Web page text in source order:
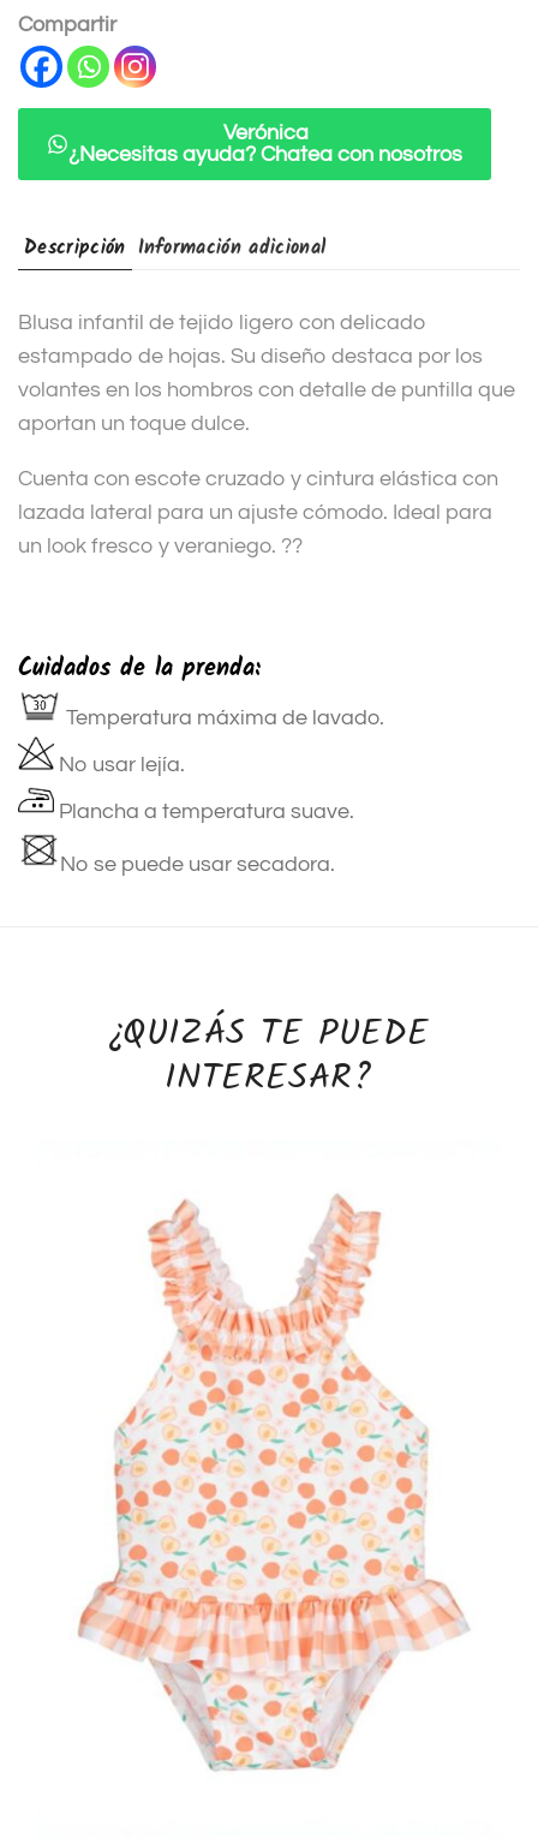
n
a
Compartir
Verónica
¿Necesitas ayuda? Chatea con nosotros
Descripción Información adicional
Blusa infantil de tejido ligero con delicado
estampado de hojas. Su diseño destaca por los
volantes en los hombros con detalle de puntilla que
aportan un toque dulce.
Cuenta con escote cruzado y cintura elástica con
lazada lateral para un ajuste cómodo. Ideal para
un look fresco y veraniego. ??
Cuidados de la prenda:
Temperatura máxima de lavado.
No usar lejía.
Plancha a temperatura suave.
No se puede usar secadora.
¿QUIZÁS TE PUEDE
INTERESAR?